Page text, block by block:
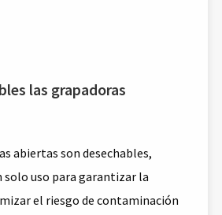
las grapadoras
abiertas son desechables,
solo uso para garantizar la
el riesgo de contaminación